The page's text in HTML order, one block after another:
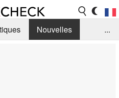
Nouvelles
...